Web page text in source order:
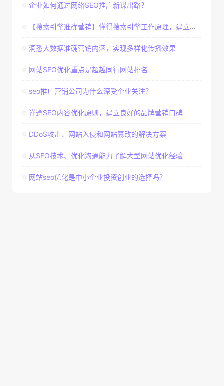
企业如何通过网络SEO推广新谋出路？
【搜索引擎准确营销】懂得搜索引擎工作原理，建立准确客户群体
洞悉大数据准确营销内涵，实现多样化传播效果
网站SEO优化重点是超越同行网站排名
seo推广营销公司为什么深受企业关注？
谨遵SEO内容优化原则，建立良好的品牌营销口碑
DDoS攻击、网站入侵和网站篡改的解决方案
从SEO技术、优化沟通能力了解大型网站优化经验
网站seo优化是中小企业投资创业的选择吗？